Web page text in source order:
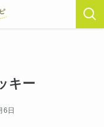
キー
6日